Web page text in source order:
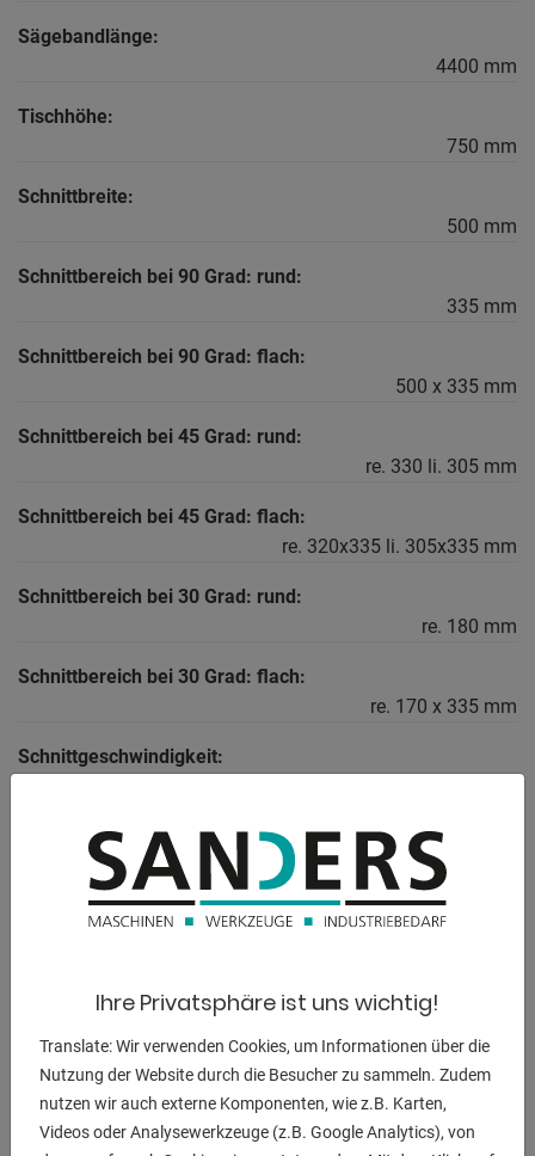
Sägebandlänge:
4400 mm
Tischhöhe:
750 mm
Schnittbreite:
500 mm
Schnittbereich bei 90 Grad: rund:
335 mm
Schnittbereich bei 90 Grad: flach:
500 x 335 mm
Schnittbereich bei 45 Grad: rund:
re. 330 li. 305 mm
Schnittbereich bei 45 Grad: flach:
re. 320x335 li. 305x335 mm
Schnittbereich bei 30 Grad: rund:
re. 180 mm
Schnittbereich bei 30 Grad: flach:
re. 170 x 335 mm
Schnittgeschwindigkeit:
Senkgeschwindigkeit:
0 - 300 mm/min.
Sägebandabmessungen:
Werkstückgewicht:
Gesamtleistungsbedarf:
Ihre Privatsphäre ist uns wichtig!
Translate: Wir verwenden Cookies, um Informationen über die
Nutzung der Website durch die Besucher zu sammeln. Zudem
nutzen wir auch externe Komponenten, wie z.B. Karten,
Videos oder Analysewerkzeuge (z.B. Google Analytics), von